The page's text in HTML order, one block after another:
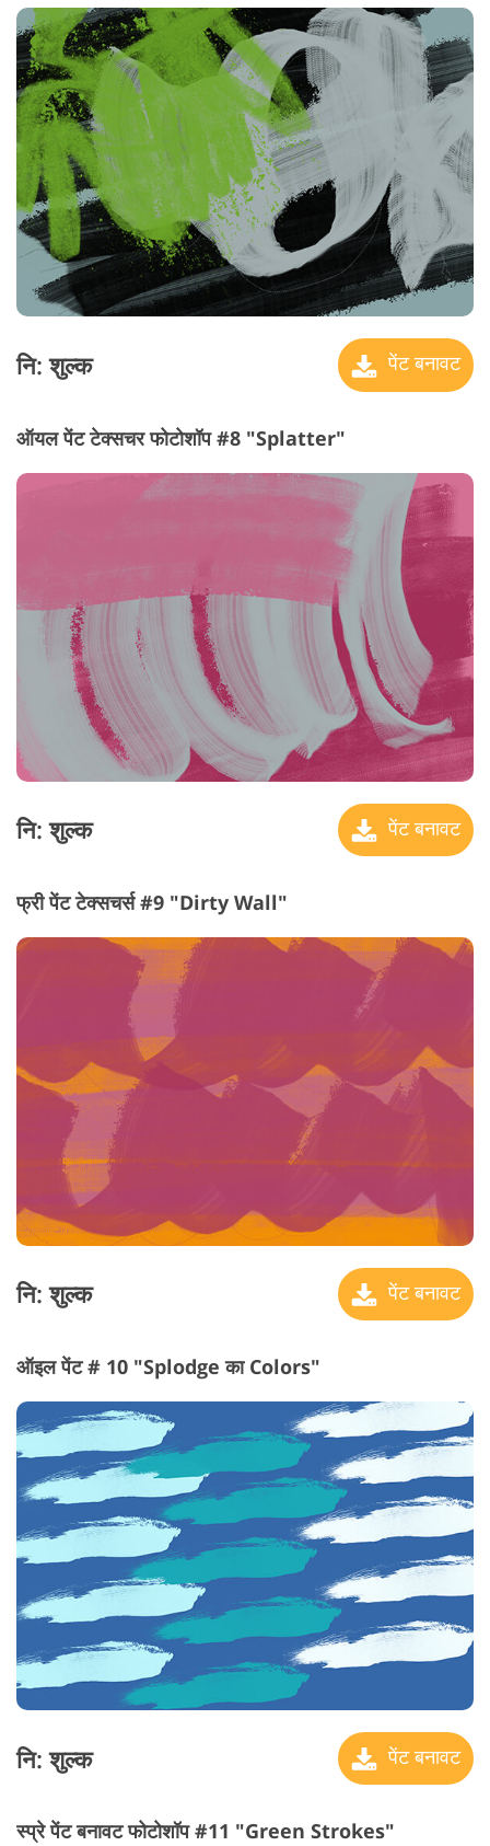
नि: शुल्क पेंट बनावट
ऑयल पेंट टेक्सचर फोटोशॉप #8 "Splatter"
नि: शुल्क पेंट बनावट
फ्री पेंट टेक्सचर्स #9 "Dirty Wall"
नि: शुल्क पेंट बनावट
ऑइल पेंट # 10 "Splodge का Colors"
नि: शुल्क पेंट बनावट
स्प्रे पेंट बनावट फोटोशॉप #11 "Green Strokes"